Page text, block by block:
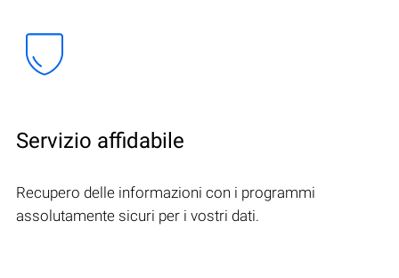
Servizio affidabile
Recupero delle informazioni con i programmi
assolutamente sicuri per i vostri dati.